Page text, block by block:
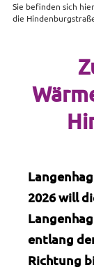
Sie befinden sich
die
2026 will
entlang
Richtung